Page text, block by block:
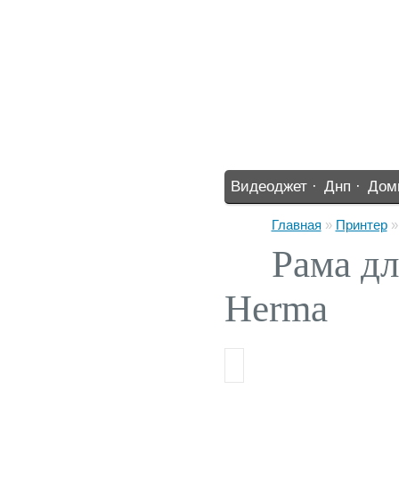
Видеоджет · Днп ·
Главная » Принтер
Рама
Herma